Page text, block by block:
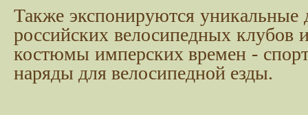
Также экспонируются
российских велосипедных клубов
костюмы имперских времен -
наряды для велосипедной езды.